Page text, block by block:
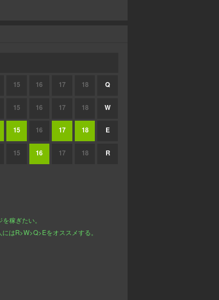
15 16 17 18 Q
15 16 17 18 W
15 16 17 18 E
15 16 17 18 R
稼ぎたい。
はR>W>Q>Eをオススメする。